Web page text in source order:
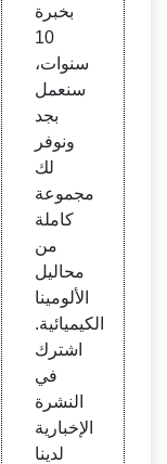
بخبرة
10
سنوات،
سنعمل
بجد
ونوفر
لك
مجموعة
كاملة
من
محاليل
الألومينا
الكيميائية.
اشترك
في
النشرة
الإخبارية
لدينا